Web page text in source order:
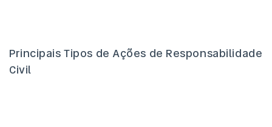
Principais Tipos de Ações de Responsabilidade
Civil